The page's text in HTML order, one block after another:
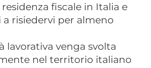
fiscale in Italia e
risiedervi per almeno
lavorativa venga svolta
nel territorio italiano